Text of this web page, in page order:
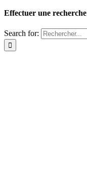
Effectuer une recherche
Search for: